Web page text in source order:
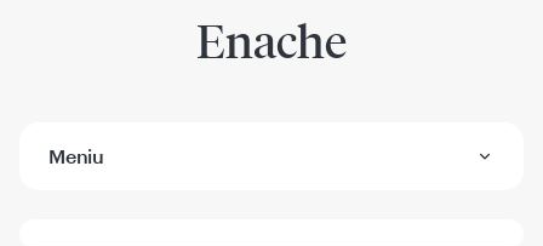
Enache
Meniu